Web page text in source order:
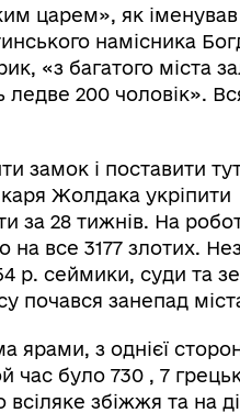
царем», як іменував
намісника
«з багатого міста
200 чоловік».
замок і поставити
Жолдака укріпити
за 28 тижнів. На
на все 3177 злотих.
р. сеймики, суди та
почався занепад
ярами, з однієї
час було 730 , 7
збіжжя та на